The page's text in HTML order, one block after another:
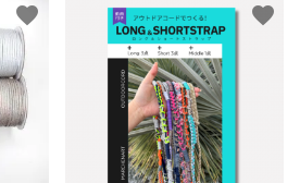
favorite favorite